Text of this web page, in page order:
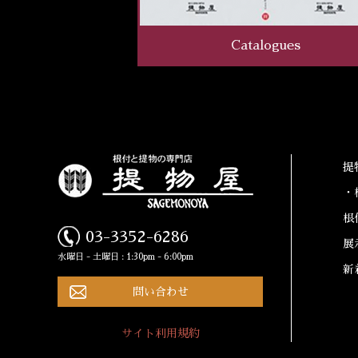
Catalogues
03-3352-6286
水曜日 - 土曜日 : 1:30pm - 6:00pm
問い合わせ
サイト利用規約
提
根
展
新